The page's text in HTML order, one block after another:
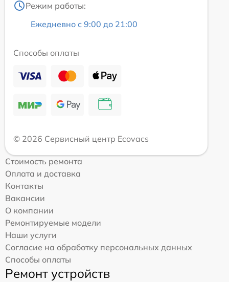
Режим работы:
Ежедневно с 9:00 до 21:00
Способы оплаты
© 2026 Сервисный центр Ecovacs
Стоимость ремонта
Оплата и доставка
Контакты
Вакансии
О компании
Ремонтируемые модели
Наши услуги
Согласие на обработку персональных данных
Способы оплаты
Ремонт устройств